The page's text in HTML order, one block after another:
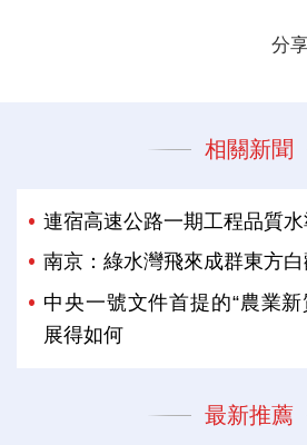
分
相關新聞
連宿高速公路一期工程品質
南京：綠水灣飛來成群東方
中央一號文件首提的“農業
展得如何
最新推薦